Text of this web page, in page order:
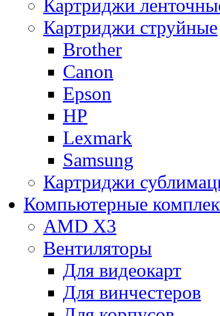
Картриджи
Картриджи струйные
Brother
Canon
Epson
HP
Lexmark
Samsung
Картриджи
Компьютерные
AMD X3
Вентиляторы
Для видеокарт
Для винчестеров